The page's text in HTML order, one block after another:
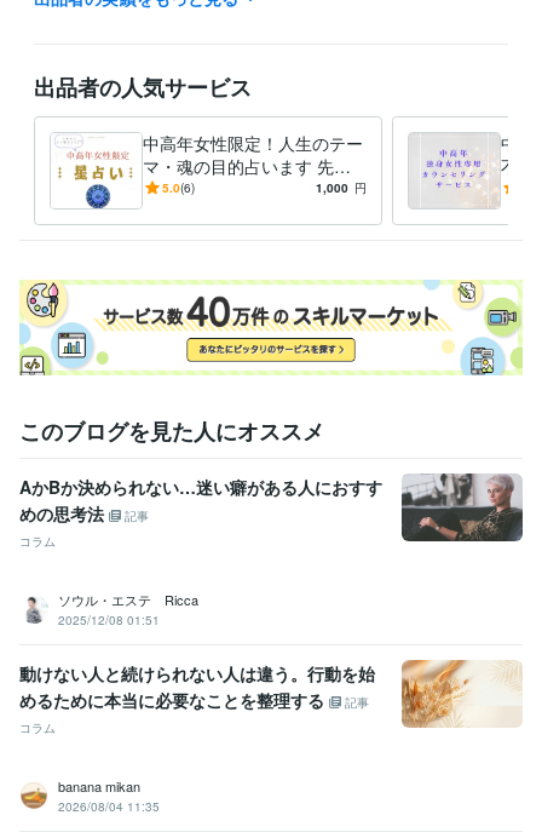
資格・検定
公認心理師 取得年 : 2019年
ヴィヴェーカナンダ・ヨーガ・インストラクター 取得年 : 2010年
英検準１級 取得年 : 2014年
得意分野
悩み相談・カウンセリング
傾聴、悩みの本質を理解する、思考の整
自己受容 人間関係 生きがい 夢実現 中高年危機 精神疾患
出品者の人気サービス
中高年女性限定！人生のテー
マ・魂の目的占います 先着1
0名・割引価格!もう一度自分
5.0(6) 1,000 円
中高
不安
世代
い共
このブログを見た人にオススメ
AかBか決められない…迷い癖がある人におすす
めの思考法
記事
コラム
ソウル・エステ Ricca
2025/12/08 01:51
動けない人と続けられない人は違う。行動を始
めるために本当に必要なことを整理する
記事
コラム
banana mikan
2026/08/04 11:35